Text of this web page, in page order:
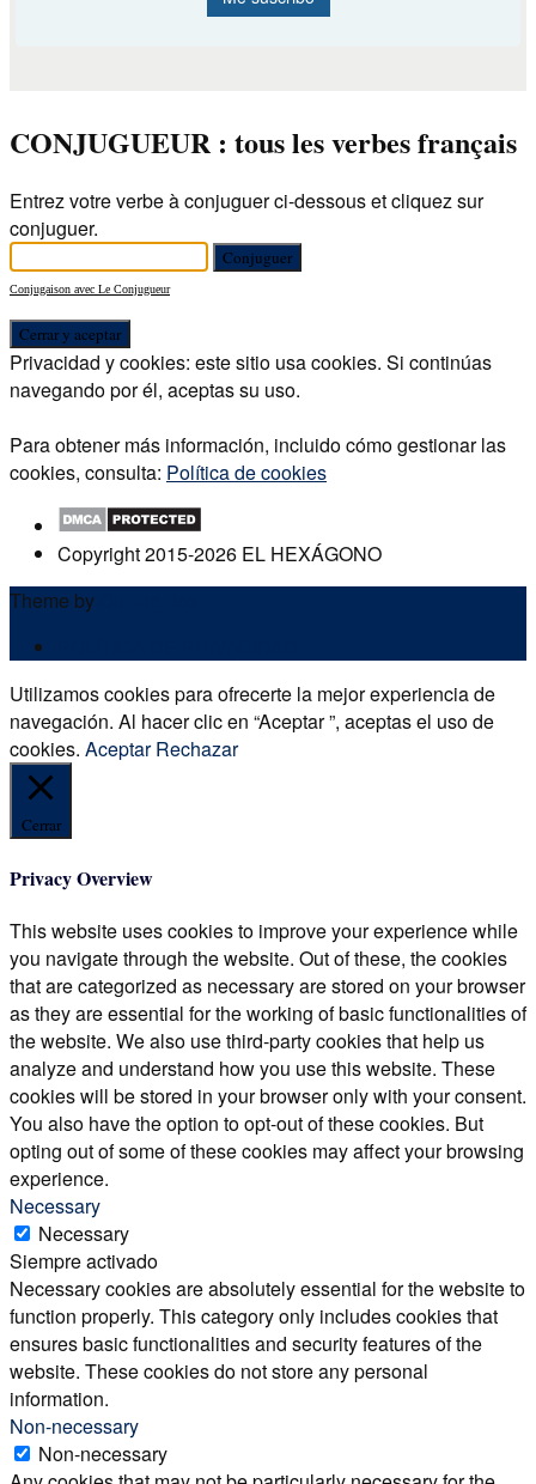
CONJUGUEUR : tous les verbes français
Entrez votre verbe à conjuguer ci-dessous et cliquez sur
conjuguer.
Conjugaison avec Le Conjugueur
Privacidad y cookies: este sitio usa cookies. Si continúas
navegando por él, aceptas su uso.
Para obtener más información, incluido cómo gestionar las
cookies, consulta: Política de cookies
Copyright 2015-2026 EL HEXÁGONO
Theme by
Utilizamos cookies para ofrecerte la mejor experiencia de
navegación. Al hacer clic en “Aceptar ”, aceptas el uso de
cookies. Aceptar Rechazar
Cerrar
Privacy Overview
This website uses cookies to improve your experience while
you navigate through the website. Out of these, the cookies
that are categorized as necessary are stored on your browser
as they are essential for the working of basic functionalities of
the website. We also use third-party cookies that help us
analyze and understand how you use this website. These
cookies will be stored in your browser only with your consent.
You also have the option to opt-out of these cookies. But
opting out of some of these cookies may affect your browsing
experience.
Necessary
Necessary
Siempre activado
Necessary cookies are absolutely essential for the website to
function properly. This category only includes cookies that
ensures basic functionalities and security features of the
website. These cookies do not store any personal
information.
Non-necessary
Non-necessary